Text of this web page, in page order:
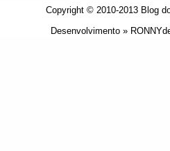
Copyright © 2010-2013 Blog
Desenvolvimento »